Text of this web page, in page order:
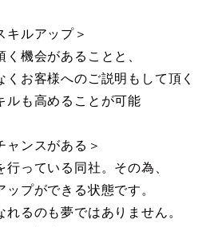
キルアップ＞
機会があることと、
お客様へのご説明もして頂く
ルも高めることが可能
ャンスがある＞
っている同社。その為、
プができる状態です。
るのも夢ではありません。